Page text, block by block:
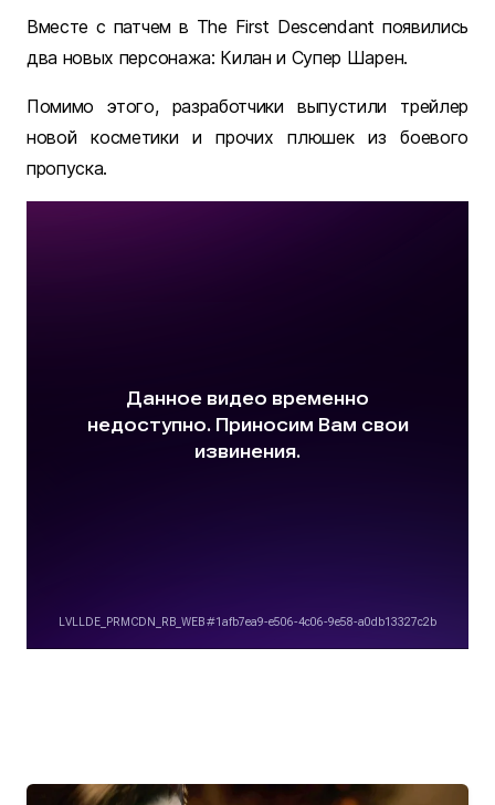
Вместе с патчем в The First Descendant появились
два новых персонажа: Килан и Супер Шарен.
Помимо этого, разработчики выпустили трейлер
новой косметики и прочих плюшек из боевого
пропуска.